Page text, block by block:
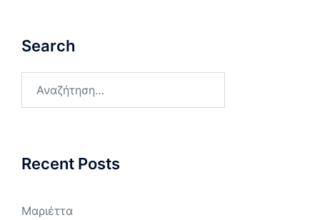
Search
Recent Posts
Μαριέττα